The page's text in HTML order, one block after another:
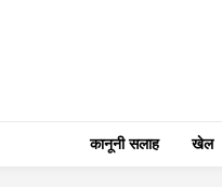
कानूनी सलाह खेल